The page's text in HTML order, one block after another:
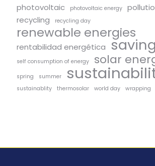
photovoltaic photovoltaic energy
recycling recycling day
renewable energies
rentabilidad energética saving
self consumption of energy
solar
spring
summer
sustainablity
thermosolar world day wrapping